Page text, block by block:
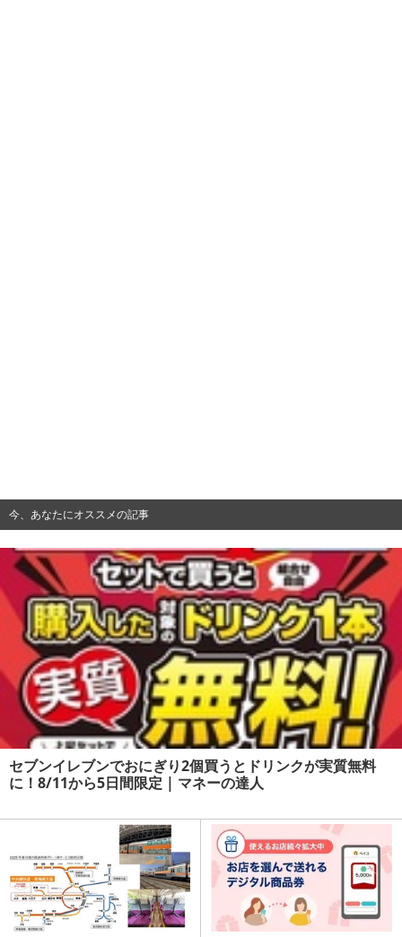
今、あなたにオススメの記事
セブンイレブンでおにぎり2個買うとドリンクが実質無料
に！8/11から5日間限定 | マネーの達人